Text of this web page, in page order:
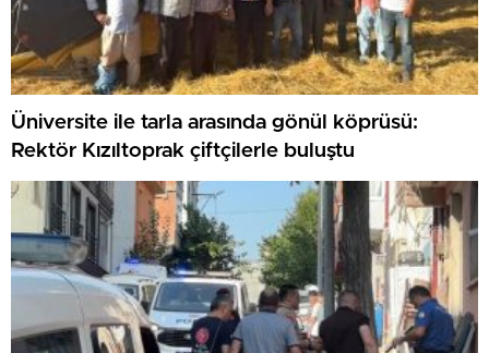
Üniversite ile tarla arasında gönül köprüsü:
Rektör Kızıltoprak çiftçilerle buluştu